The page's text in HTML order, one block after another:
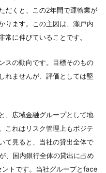
だくと、この2年間で運輸業が
ります。この主因は、瀬戸内
に伸びていることです。
スの動向です。目標そのもの
れませんが、評価としては堅
、広域金融グループとして地
これはリスク管理上もポジテ
て見ると、当社の貸出全体で
、国内銀行全体の貸出に占め
トです。当社グループとface